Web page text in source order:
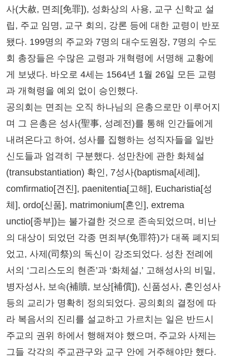
사(大赦, 면죄[免罪]), 성화상의 사용, 교구 신학교 설
립, 주교 임명, 교구 회의, 강론 등에 대한 교령이 반포
됐다. 199명의 주교와 7명의 대수도원장, 7명의 수도
회 총장들은 수많은 교령과 개혁령에 서명해 교황에
게 보냈다. 바오로 4세는 1564년 1월 26일 모든 교령
과 개혁령을 예외 없이 승인했다.
공의회는 면죄는 오직 하나님의 은총으로만 이루어지
며 그 은총은 성사(聖事, 성례전)를 통해 인간들에게
내려온다고 하여, 성사를 집행하는 성직자들을 일반
신도들과 엄격히 구분했다. 성만찬에 관한 화체설
(transubstantiation) 확인, 7성사(baptisma[세례],
comfirmatio[견진], paenitentia[고해], Eucharistia[성
체], ordo[신품], matrimonium[혼인], extrema
unctio[종부])는 불가결한 것으로 존속되었으며, 비난
의 대상이 되었던 각종 면죄부(免罪符)가 대폭 폐지되
었고, 사제(司祭)의 독신이 강조되었다. 성찬 전례에
서의 ‘그리스도의 현존’과 ‘화체설,’ 고해성사의 비밀,
병자성사, 보속(補贖, 보상[補償]), 신품성사, 혼인성사
등의 교리가 명확히 정의되었다. 공의회의 결정에 따
라 복음서의 진리를 설교하고 가르치는 일은 반드시
주교의 권위 하에서 행해져야 했으며, 주교와 사제는
그들 각각의 주교관구와 교구 안에 거주해야만 했다.